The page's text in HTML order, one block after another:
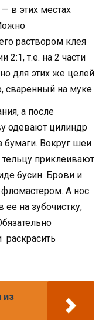
в этих местах
раствором клея
т.е. на 2 части
для этих же целей
сваренный на муке.
а после
одевают цилиндр
бумаги. Вокруг шеи
приклеивают
бусин. Брови и
А нос
ее на зубочистку,
из